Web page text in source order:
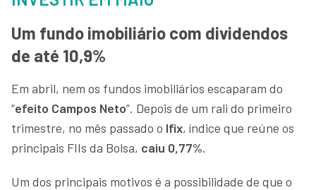
Um fundo imobiliário com dividendos
de até 10,9%
Em abril, nem os fundos imobiliários escaparam do
“efeito Campos Neto”. Depois de um rali do primeiro
trimestre, no mês passado o Ifix, índice que reúne os
principais FIIs da Bolsa, caiu 0,77%.
Um dos principais motivos é a possibilidade de que o